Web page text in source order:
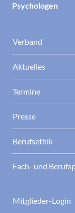
Psychologen
Verband
Aktuelles
Termine
Presse
Berufsethik
Fach- und
Mitglieder-Login